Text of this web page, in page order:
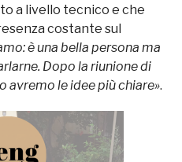
a livello tecnico e che
costante sul
è una bella persona ma
Dopo la riunione di
avremo le idee più chiare».